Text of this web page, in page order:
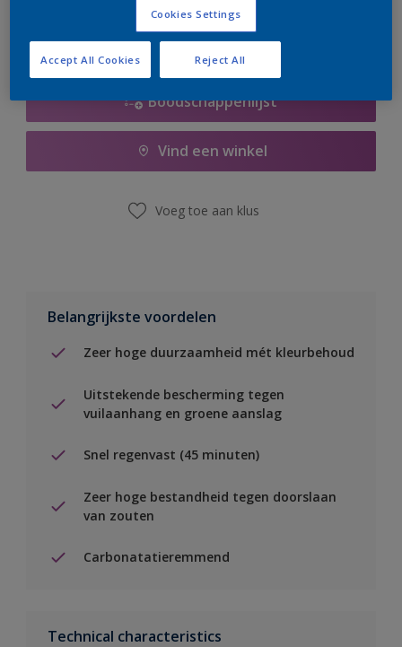
Boodschappenlijst
Vind een winkel
Voeg toe aan klus
Belangrijkste voordelen
Zeer hoge duurzaamheid mét kleurbehoud
Uitstekende bescherming tegen
vuilaanhang en groene aanslag
Snel regenvast (45 minuten)
Zeer hoge bestandheid tegen doorslaan
van zouten
Carbonatatieremmend
Technical characteristics
Cookies Settings
Reject All
Accept All Cookies